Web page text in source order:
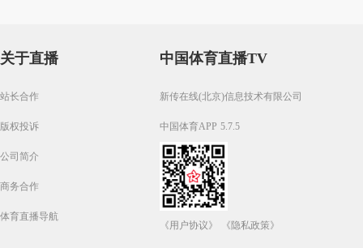
关于直播
站长合作
版权投诉
公司简介
商务合作
体育直播导航
中国体育直播TV
新传在线(北京)信息技术有限公司
中国体育APP 5.7.5
《用户协议》 《隐私政策》